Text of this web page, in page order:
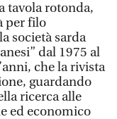
tavola rotonda,
per filo
società sarda
dal 1975 al
che la rivista
guardando
ricerca alle
ed economico